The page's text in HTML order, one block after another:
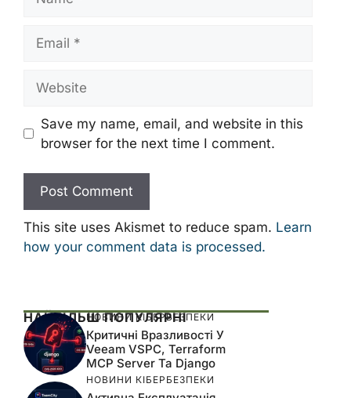
Save my name, email, and website in this
browser for the next time I comment.
This site uses Akismet to reduce spam. Learn
how your comment data is processed.
НАЙБІЛЬШ ПОПУЛЯРНІ
НОВИНИ КІБЕРБЕЗПЕКИ
Критичні Вразливості У
Veeam VSPC, Terraform
MCP Server Та Django
НОВИНИ КІБЕРБЕЗПЕКИ